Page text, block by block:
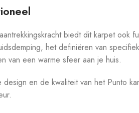
biedt dit karpet ook
het definiëren van
van een warme sfeer aan je huis.
design en de kwaliteit van het Punto